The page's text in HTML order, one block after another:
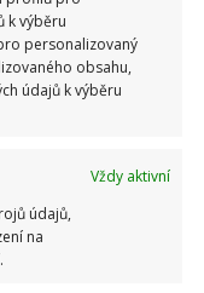
k výběru
personalizovaný
obsahu,
údajů k výběru
Vždy aktivní
údajů,
na
a dejte do
a vzniklý prášek
menší množství